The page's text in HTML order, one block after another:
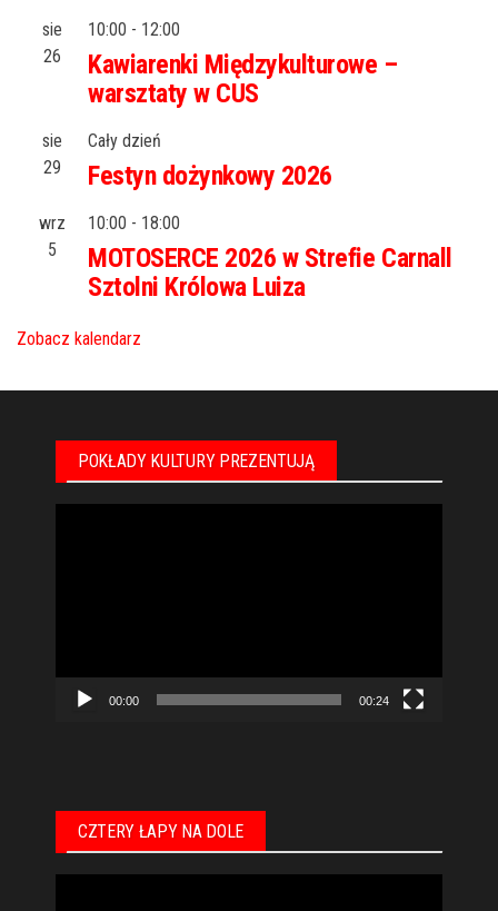
sie
26
10:00 - 12:00
Kawiarenki Międzykulturowe –
warsztaty w CUS
sie
29
Cały dzień
Festyn dożynkowy 2026
wrz
5
10:00 - 18:00
MOTOSERCE 2026 w Strefie Carnall
Sztolni Królowa Luiza
Zobacz kalendarz
POKŁADY KULTURY PREZENTUJĄ
00:00 00:24
CZTERY ŁAPY NA DOLE